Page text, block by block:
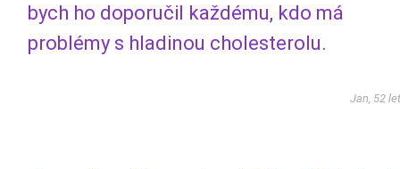
bych ho doporučil každému, kdo má
problémy s hladinou cholesterolu.
Jan, 52 let